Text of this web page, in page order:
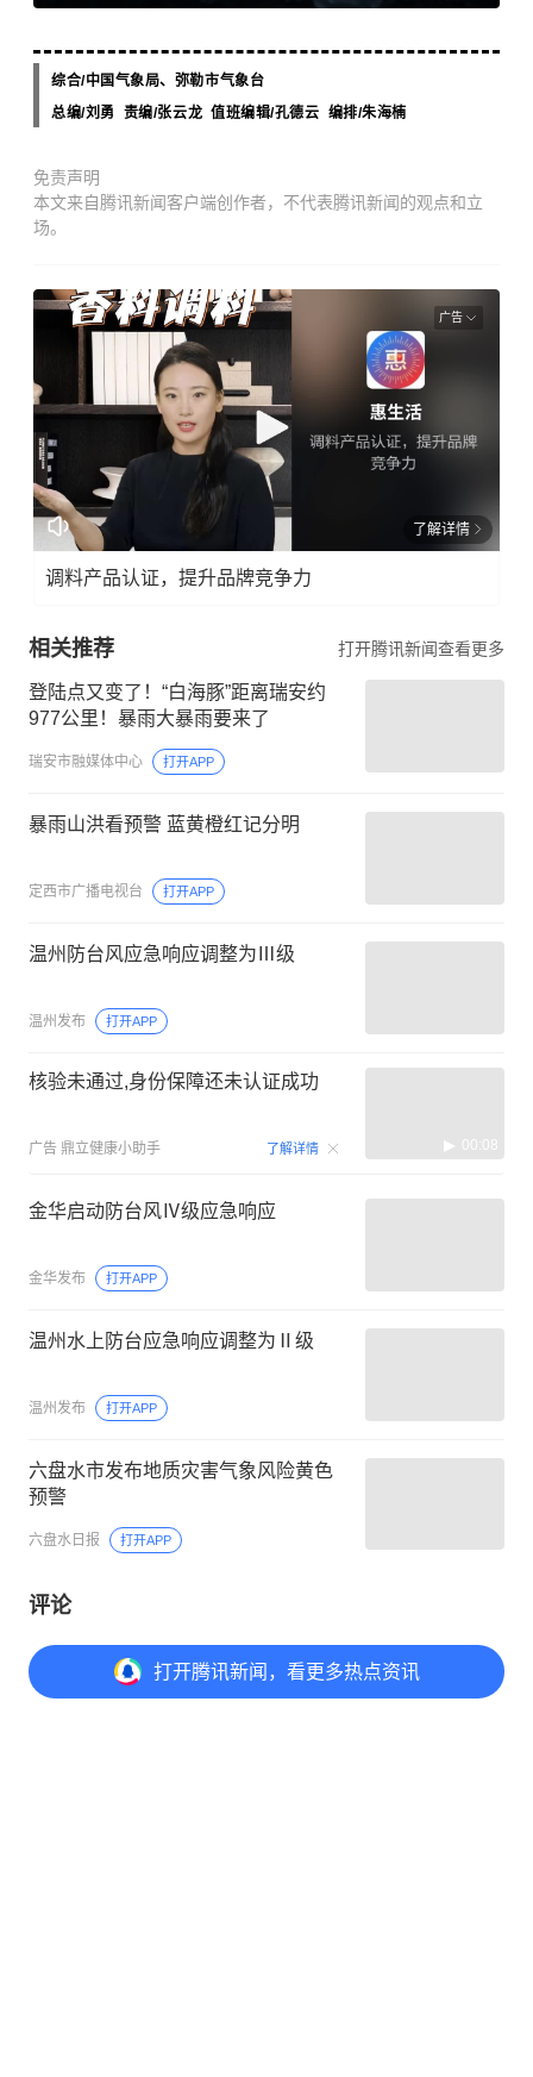
综合/中国气象局、 弥勒市气象台
总编/刘勇 责编/张云龙 值班编辑/孔德云 编排/朱海楠
免责声明
本文来自腾讯新闻客户端创作者，不代表腾讯新闻的观点和立
场。
打开腾讯新闻，看更多热点资讯
广告
了解详情
调料产品认证，提升品牌竞争力
相关推荐 打开腾讯新闻查看更多
登陆点又变了！“白海豚”距离瑞安约
977公里！暴雨大暴雨要来了
瑞安市融媒体中心 打开APP
暴雨山洪看预警 蓝黄橙红记分明
定西市广播电视台 打开APP
温州防台风应急响应调整为Ⅲ级
温州发布 打开APP
核验未通过,身份保障还未认证成功
广告 鼎立健康小助手 了解详情 00:08
金华启动防台风Ⅳ级应急响应
金华发布 打开APP
温州水上防台应急响应调整为Ⅱ级
温州发布 打开APP
六盘水市发布地质灾害气象风险黄色
预警
六盘水日报 打开APP
评论